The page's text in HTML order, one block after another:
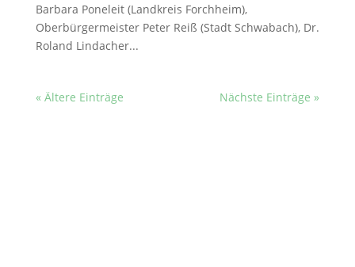
Barbara Poneleit (Landkreis Forchheim),
Oberbürgermeister Peter Reiß (Stadt Schwabach), Dr.
Roland Lindacher...
« Ältere Einträge Nächste Einträge »